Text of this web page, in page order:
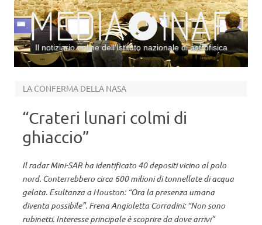
Il notiziario online dell’Istituto nazionale di astrofisica
LA CONFERMA DELLA NASA
“Crateri lunari colmi di
ghiaccio”
Il radar Mini-SAR ha identificato 40 depositi vicino al polo
nord. Conterrebbero circa 600 milioni di tonnellate di acqua
gelata. Esultanza a Houston: “Ora la presenza umana
diventa possibile”. Frena Angioletta Corradini: “Non sono
rubinetti. Interesse principale è scoprire da dove arrivi”